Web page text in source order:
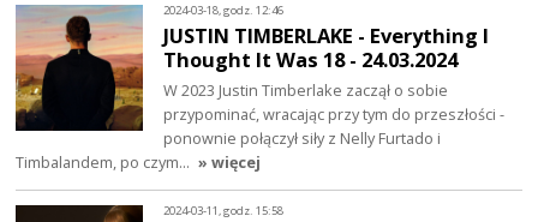
2024-03-18, godz. 12:46
JUSTIN TIMBERLAKE - Everything I
Thought It Was 18 - 24.03.2024
W 2023 Justin Timberlake zaczął o sobie
przypominać, wracając przy tym do przeszłości -
ponownie połączył siły z Nelly Furtado i
Timbalandem, po czym… » więcej
2024-03-11, godz. 15:58